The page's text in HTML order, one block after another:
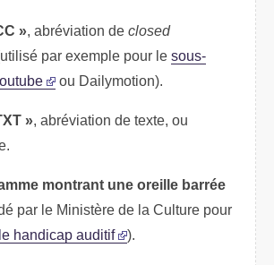
», abréviation de closed
par exemple pour le sous-
ou Dailymotion).
», abréviation de texte, ou
montrant une oreille barrée
par le Ministère de la Culture pour
handicap auditif
).